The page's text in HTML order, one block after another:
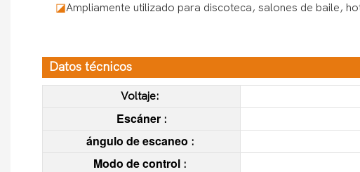
◪Ampliamente utilizado para discoteca, salones de baile,
Datos técnicos
Voltaje:
Escáner :
ángulo de escaneo :
Modo de control :